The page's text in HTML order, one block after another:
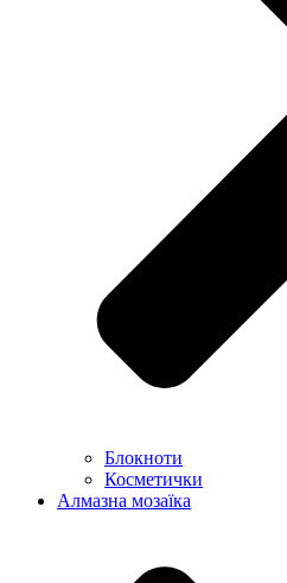
Блокноти
Косметички
Алмазна мозаїка